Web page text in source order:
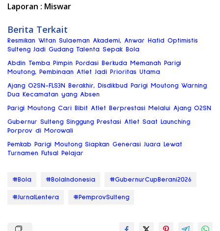
Laporan : Miswar
Berita Terkait
Resmikan Witan Sulaeman Akademi, Anwar Hafid Optimistis
Sulteng Jadi Gudang Talenta Sepak Bola
Abdin Temba Pimpin Pordasi Berkuda Memanah Parigi
Moutong, Pembinaan Atlet Jadi Prioritas Utama
Ajang O2SN-FLS3N Berakhir, Disdikbud Parigi Moutong Warning
Dua Kecamatan yang Absen
Parigi Moutong Cari Bibit Atlet Berprestasi Melalui Ajang O2SN
Gubernur Sulteng Singgung Prestasi Atlet Saat Launching
Porprov di Morowali
Pemkab Parigi Moutong Siapkan Generasi Juara Lewat
Turnamen Futsal Pelajar
#Bola #BolaIndonesia #GubernurCupBerani2026
#JurnalLentera #PemprovSulteng